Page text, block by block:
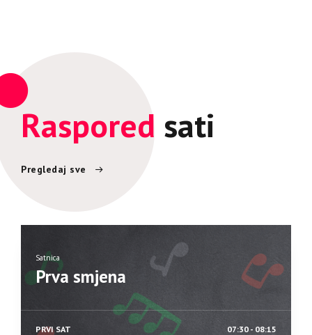
Raspored sati
Pregledaj sve
Satnica
Prva smjena
PRVI SAT 07:30 - 08:15